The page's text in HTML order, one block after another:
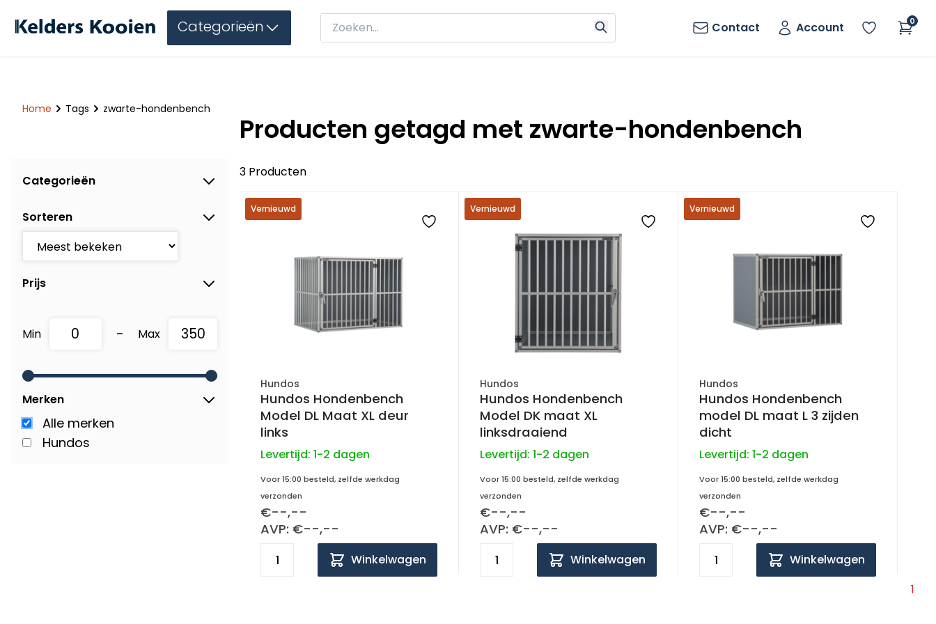
Categorieën Contact Account 0
Home Tags zwarte-hondenbench
Categorieën
Sorteren
Prijs
Min - Max
Merken
Alle merken
Hundos
Producten getagd met zwarte-hondenbench
3 Producten
Vernieuwd
Hundos
Hundos Hondenbench
Model DL Maat XL deur
links
Levertijd: 1-2 dagen
Voor 15:00 besteld, zelfde werkdag
verzonden
€--,--
AVP: €--,--
Winkelwagen
Vernieuwd
Hundos
Hundos Hondenbench
Model DK maat XL
linksdraaiend
Levertijd: 1-2 dagen
Voor 15:00 besteld, zelfde werkdag
verzonden
€--,--
AVP: €--,--
Winkelwagen
Vernieuwd
Hundos
Hundos Hondenbench
model DL maat L 3 zijden
dicht
Levertijd: 1-2 dagen
Voor 15:00 besteld, zelfde werkdag
verzonden
€--,--
AVP: €--,--
Winkelwagen
1